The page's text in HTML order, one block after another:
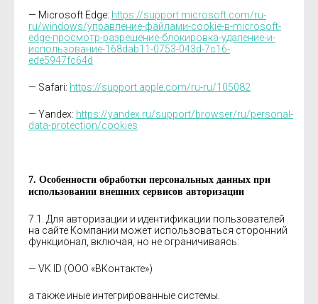
— Microsoft Edge: https://support.microsoft.com/ru-
ru/windows/управление-файлами-cookie-в-microsoft-
edge-просмотр-разрешение-блокировка-удаление-и-
использование-168dab11-0753-043d-7c16-
ede5947fc64d
— Safari: https://support.apple.com/ru-ru/105082
— Yandex: https://yandex.ru/support/browser/ru/personal-
data-protection/cookies
7. Особенности обработки персональных данных при
использовании внешних сервисов авторизации
7.1. Для авторизации и идентификации пользователей
на сайте Компании может использоваться сторонний
функционал, включая, но не ограничиваясь:
— VK ID (ООО «ВКонтакте»)
а также иные интегрированные системы.